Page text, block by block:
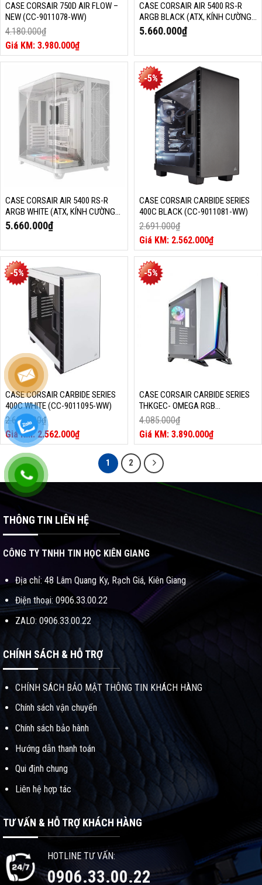
CASE CORSAIR 750D AIR FLOW –
NEW (CC-9011078-WW)
4.180.000₫
Giá
gốc
là:
4.180.000₫.
3.980.000₫
Giá
hiện
3.980.000₫.
CASE CORSAIR AIR 5400 RS-R
ARGB BLACK (ATX, KÍNH CƯỜNG
LỰC, 3 FAN, ĐEN, CC-9011318-
5.660.000₫
CASE CORSAIR AIR 5400 RS-R
ARGB WHITE (ATX, KÍNH CƯỜNG
LỰC, 3 FAN, TRẮNG, CC-9011319-
5.660.000₫
-5%
CASE CORSAIR CARBIDE SERIES
400C BLACK (CC-9011081-WW)
2.691.000₫
Giá
gốc
là:
2.691.000₫.
2.562.000₫
Giá
hiện
tại
là:
2.562.000₫.
-5%
CASE CORSAIR CARBIDE SERIES
400C WHITE (CC-9011095-WW)
2.691.000₫
Giá
gốc
là:
2.691.000₫.
2.562.000₫
Giá
hiện
tại
là:
2.562.000₫.
-5%
CASE CORSAIR CARBIDE SERIES
THKGEC- OMEGA RGB
WHITE/BLACK – KÍNH CƯỜNG
LỰC (CC-9011141-WW)
4.085.000₫
Giá
gốc
là:
4.085.000₫.
3.890.000₫
Giá
hiện
tại
là:
3.890.000₫.
1 2
THÔNG TIN LIÊN HỆ
CÔNG TY TNHH TIN HỌC KIÊN GIANG
Địa chỉ: 48 Lâm Quang Ky, Rạch Giá, Kiên Giang
Điện thoại: 0906.33.00.22
ZALO: 0906.33.00.22
CHÍNH SÁCH & HỖ TRỢ
CHÍNH SÁCH BẢO MẬT THÔNG TIN KHÁCH HÀNG
Chính sách vận chuyển
Chính sách bảo hành
Hướng dẫn thanh toán
Qui định chung
Liên hệ hợp tác
TƯ VẤN & HỖ TRỢ KHÁCH HÀNG
HOTLINE TƯ VẤN:
0906.33.00.22